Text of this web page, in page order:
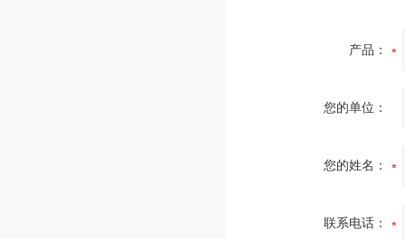
产品：
您的单位：
您的姓名：
联系电话：